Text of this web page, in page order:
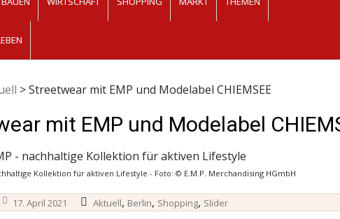
>Streetwear mit EMP und Modelabel CHIEMSEE
mit EMP und Modelabel
Kollektion für aktiven Lifestyle - Foto: © E.M.P. Merchandising HGmbH
17. April 2021 Aktuell, Berlin, Shopping, Slider